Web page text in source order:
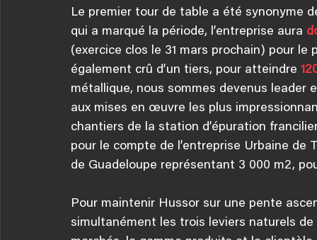
Le premier tour de table a été synonyme
qui a marqué la période, l’entreprise aura
(exercice clos le 31 mars prochain) pour le
également crû d’un tiers, pour atteindre
métallique, nous sommes devenus leader
aux mises en œuvre les plus
chantiers de la station d’épuration
pour le compte de l’entreprise Urbaine de
de Guadeloupe représentant 3 000 m2,
Pour maintenir Hussor sur une pente
simultanément les trois leviers naturels